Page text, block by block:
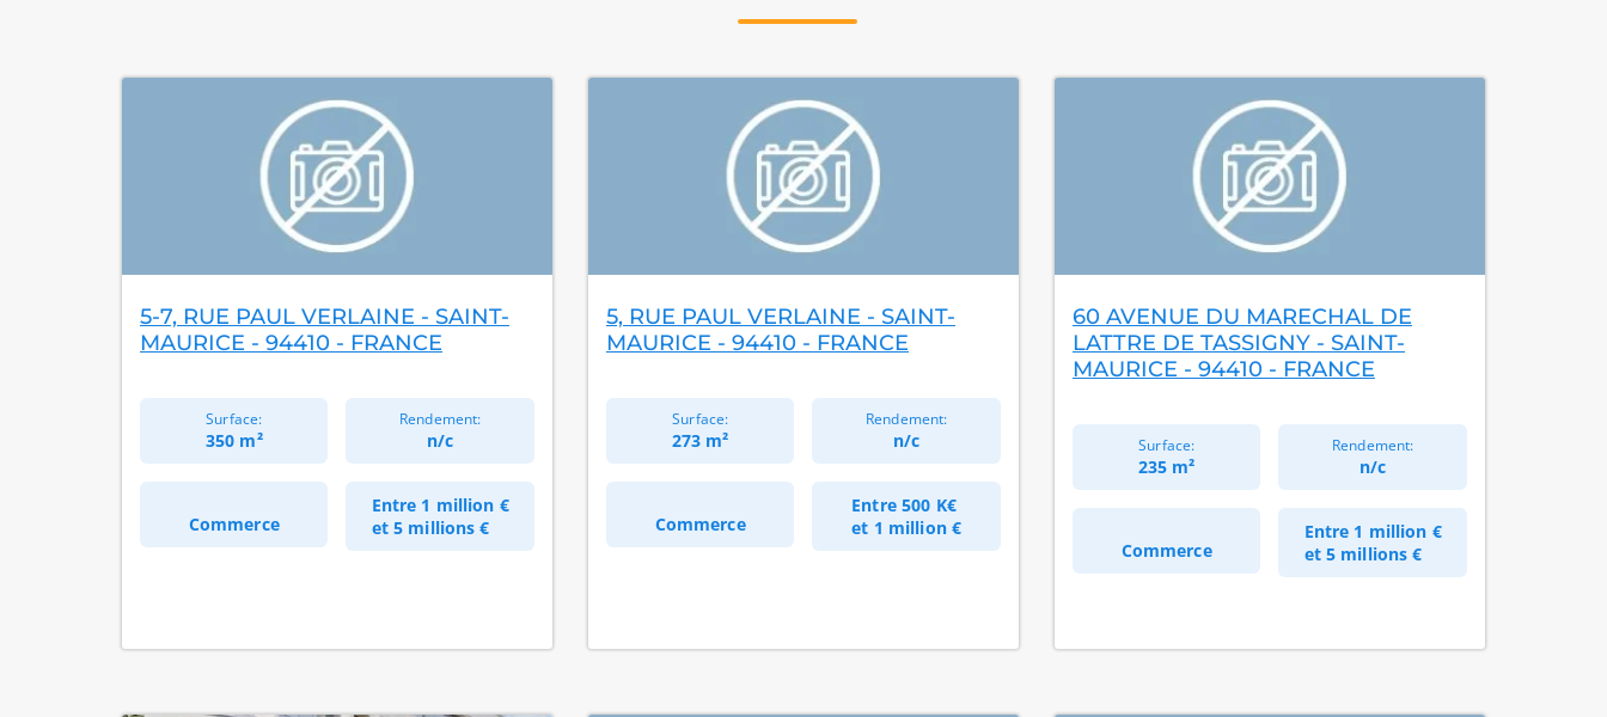
5-7, RUE PAUL VERLAINE - SAINT-
MAURICE - 94410 - FRANCE
Surface:
350 m²
Rendement:
n/c
Commerce
Entre 1 million €
et 5 millions €
5, RUE PAUL VERLAINE - SAINT-
MAURICE - 94410 - FRANCE
Surface:
273 m²
Rendement:
n/c
Commerce
Entre500 K€
et 1 million €
60 AVENUE DU MARECHAL DE
LATTRE DE TASSIGNY - SAINT-
MAURICE - 94410 - FRANCE
Surface:
235 m²
Rendement:
n/c
Commerce
Entre 1 million €
et 5 millions €